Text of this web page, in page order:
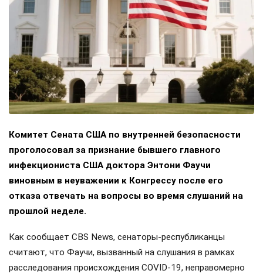
Комитет Сената США по внутренней безопасности
проголосовал за признание бывшего главного
инфекциониста США доктора Энтони Фаучи
виновным в неуважении к Конгрессу после его
отказа отвечать на вопросы во время слушаний на
прошлой неделе.
Как сообщает CBS News, сенаторы-республиканцы
считают, что Фаучи, вызванный на слушания в рамках
расследования происхождения COVID-19, неправомерно